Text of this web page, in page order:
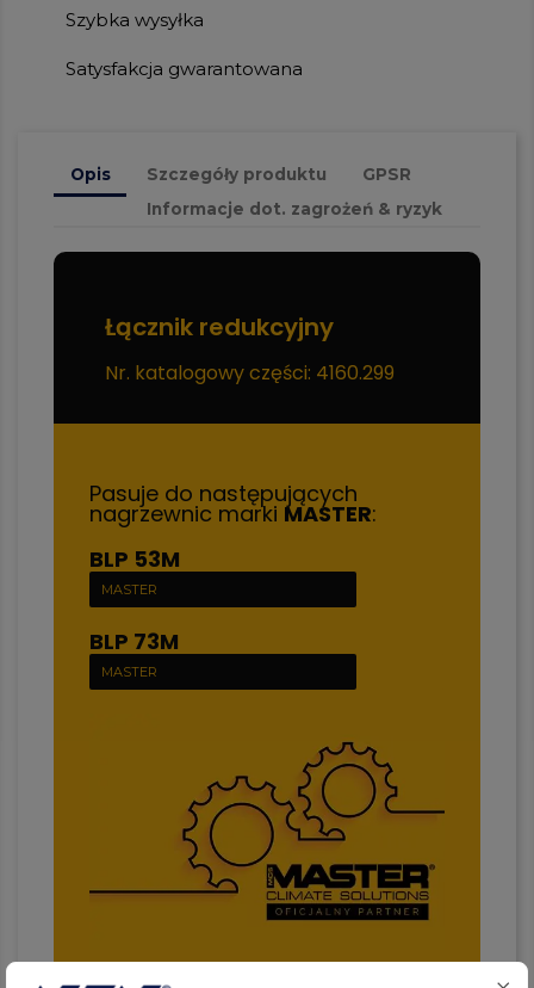
Szybka wysyłka
Satysfakcja gwarantowana
Opis Szczegóły produktu
GPSR
Informacje dot. zagrożeń & ryzyk
Łącznik redukcyjny
Nr. katalogowy części: 4160.299
Pasuje do następujących
nagrzewnic marki MASTER:
BLP 53M
MASTER
BLP 73M
MASTER